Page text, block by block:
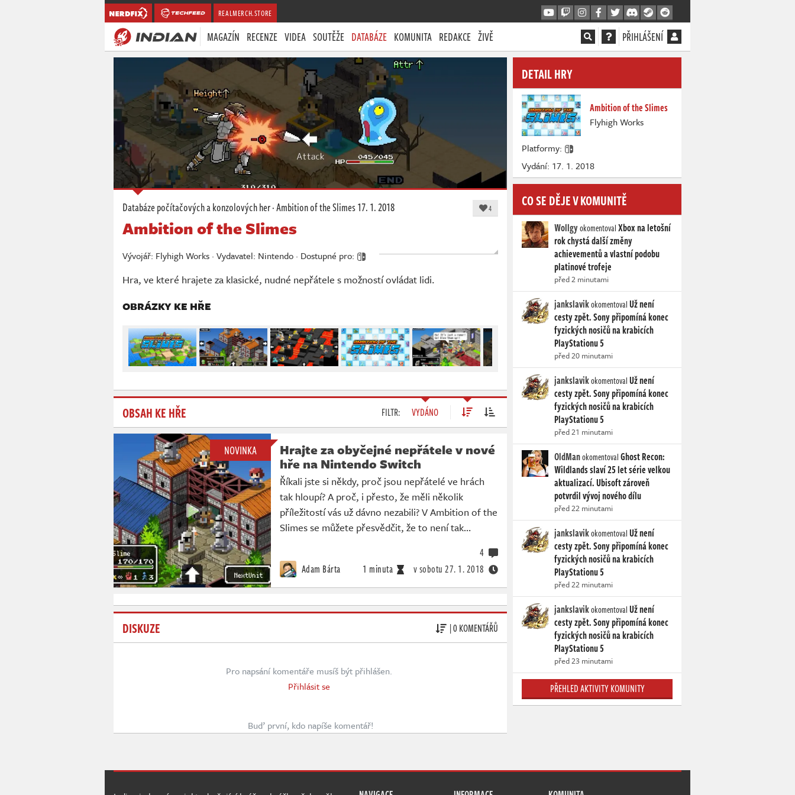
REALMERCH.STORE
MAGAZÍN RECENZE VIDEA SOUTĚŽE DATABÁZE KOMUNITA REDAKCE ŽIVĚ PŘIHLÁŠENÍ
Databáze počítačových a konzolových her·Ambition of the Slimes17. 1. 2018 4
Ambition of the Slimes
Vývojář: Flyhigh Works · Vydavatel: Nintendo · Dostupné pro:
Hra, ve které hrajete za klasické, nudné nepřátele s možností ovládat lidi.
OBRÁZKY KE HŘE
OBSAH KE HŘE FILTR: VYDÁNO
NOVINKA
Hrajte za obyčejné nepřátele v nové
hře na Nintendo Switch
Říkali jste si někdy, proč jsou nepřátelé ve hrách
tak hloupí? A proč, i přesto, že měli několik
příležitostí vás už dávno nezabili? V Ambition of the
Slimes se můžete přesvědčit, že to není tak…
Adam Bárta 1 minuta v sobotu 27. 1. 2018
4
DISKUZE | 0 KOMENTÁŘŮ
Pro napsání komentáře musíš být přihlášen.
Přihlásit se
Buď první, kdo napíše komentář!
DETAIL HRY
Ambition of the Slimes
Flyhigh Works
Platformy:
Vydání: 17. 1. 2018
CO SE DĚJE V KOMUNITĚ
WollgyokomentovalXbox na letošní
rok chystá další změny
achievementů a vlastní podobu
platinové trofeje
před 2 minutami
jankslavikokomentovalUž není
cesty zpět. Sony připomíná konec
fyzických nosičů na krabicích
PlayStationu 5
před 20 minutami
jankslavikokomentovalUž není
cesty zpět. Sony připomíná konec
fyzických nosičů na krabicích
PlayStationu 5
před 21 minutami
OldManokomentovalGhost Recon:
Wildlands slaví 25 let série velkou
aktualizací. Ubisoft zároveň
potvrdil vývoj nového dílu
před 22 minutami
jankslavikokomentovalUž není
cesty zpět. Sony připomíná konec
fyzických nosičů na krabicích
PlayStationu 5
před 22 minutami
jankslavikokomentovalUž není
cesty zpět. Sony připomíná konec
fyzických nosičů na krabicích
PlayStationu 5
před 23 minutami
PŘEHLED AKTIVITY KOMUNITY